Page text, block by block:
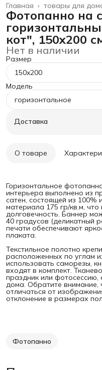
товары для
Главная ›
Фотопанно на
кот", 150x200
Нет в наличии
Размер
150x200
Модель
горизонтальное
Доставка
О товаре
Горизонтальное
интерьера выполнено из
сатен, состоящей из 100%
материала 175 гр/кв.м,
долговечность. Баннер
40 градусов (деликатный
печати обеспечивают
плаката.
Текстильное полотно
расположенных по углам
использовать саморезы,
входят в комплект.
праздник или
дома. Обратите внимание,
отличаться от
отклонение в размерах
Фотопанно